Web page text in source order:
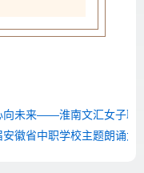
向未来——淮南文汇女子职
徽省中职学校主题朗诵大